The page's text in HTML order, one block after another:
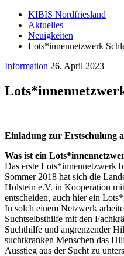
KIBIS Nordfriesland
Aktuelles
Neuigkeiten
Lots*innennetzwerk
Information 26. April 2023
Einladung zur Erstschulung
Was ist ein
Das erste Lots*innennetzwerk
Sommer 2018 hat sich die
Holstein e.V. in Kooperation
entscheiden, auch hier ein
In solch einem Netzwerk
Suchtselbsthilfe mit den
Suchthilfe und angrenzender
suchtkranken Menschen das
Ausstieg aus der Sucht zu